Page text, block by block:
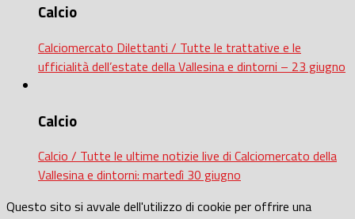
Calcio
Calciomercato Dilettanti / Tutte le trattative e le
ufficialità dell’estate della Vallesina e dintorni – 23 giugno
Calcio
Calcio / Tutte le ultime notizie live di Calciomercato della
Vallesina e dintorni: martedì 30 giugno
Questo sito si avvale dell'utilizzo di cookie per offrire una